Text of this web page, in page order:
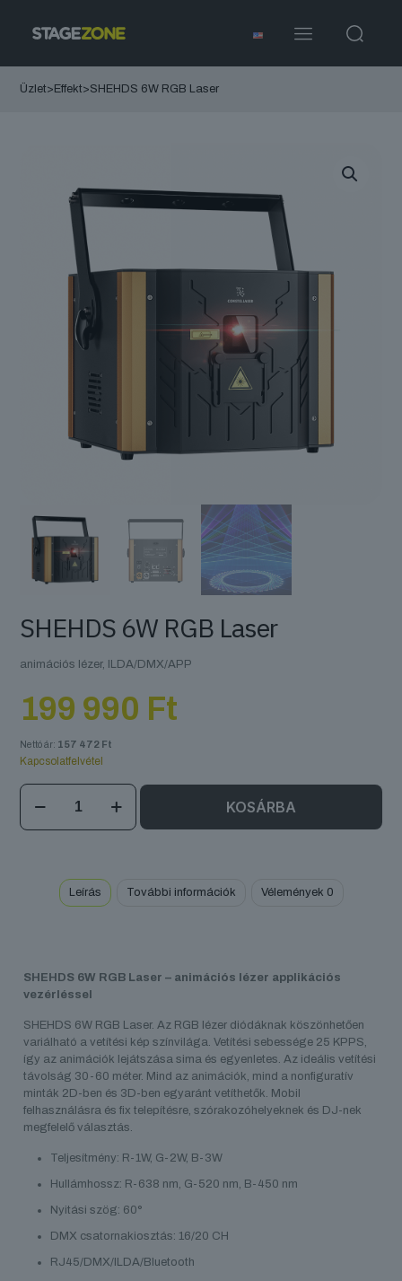
Üzlet> Effekt>SHEHDS 6W RGB Laser
SHEHDS 6W RGB Laser
animációs lézer, ILDA/DMX/APP
199 990 Ft
Nettó ár: 157 472 Ft
Kapcsolatfelvétel
SHEHDS
6W
RGB
KOSÁRBA
Leírás További információk Vélemények 0
SHEHDS 6W RGB Laser – animációs lézer applikációs
vezérléssel
SHEHDS 6W RGB Laser. Az RGB lézer diódáknak köszönhetően
variálható a vetítési kép színvilága. Vetítési sebessége 25 KPPS,
így az animációk lejátszása sima és egyenletes. Az ideális vetítési
távolság 30-60 méter. Mind az animációk, mind a nonfiguratív
minták 2D-ben és 3D-ben egyaránt vetíthetők. Mobil
felhasználásra és fix telepítésre, szórakozóhelyeknek és DJ-nek
megfelelő választás.
Teljesítmény: R-1W, G-2W, B-3W
Hullámhossz: R-638 nm, G-520 nm, B-450 nm
Nyitási szög: 60°
DMX csatornakiosztás: 16/20 CH
RJ45/DMX/ILDA/Bluetooth